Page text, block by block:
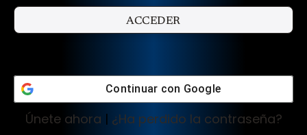
Continuar con Google
Únete ahora | ¿Ha perdido la contraseña?